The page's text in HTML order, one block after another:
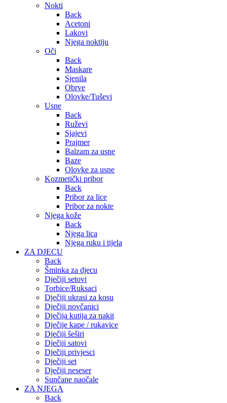
Nokti
Back
Acetoni
Lakovi
Njega noktiju
Oči
Back
Maskare
Sjenila
Obrve
Olovke/Tuševi
Usne
Back
Ruževi
Sjajevi
Prajmer
Balzam za usne
Baze
Olovke za usne
Kozmetički pribor
Back
Pribor za lice
Pribor za nokte
Njega kože
Back
Njega lica
Njega ruku i tijela
ZA DJECU
Back
Šminka za djecu
Dječiji setovi
Torbice/Ruksaci
Dječiji ukrasi za kosu
Dječiji novčanici
Dječija kutija za nakit
Dječije kape / rukavice
Dječiji šeširi
Dječiji satovi
Dječiji privjesci
Dječiji set
Dječiji neseser
Sunčane naočale
ZA NJEGA
Back